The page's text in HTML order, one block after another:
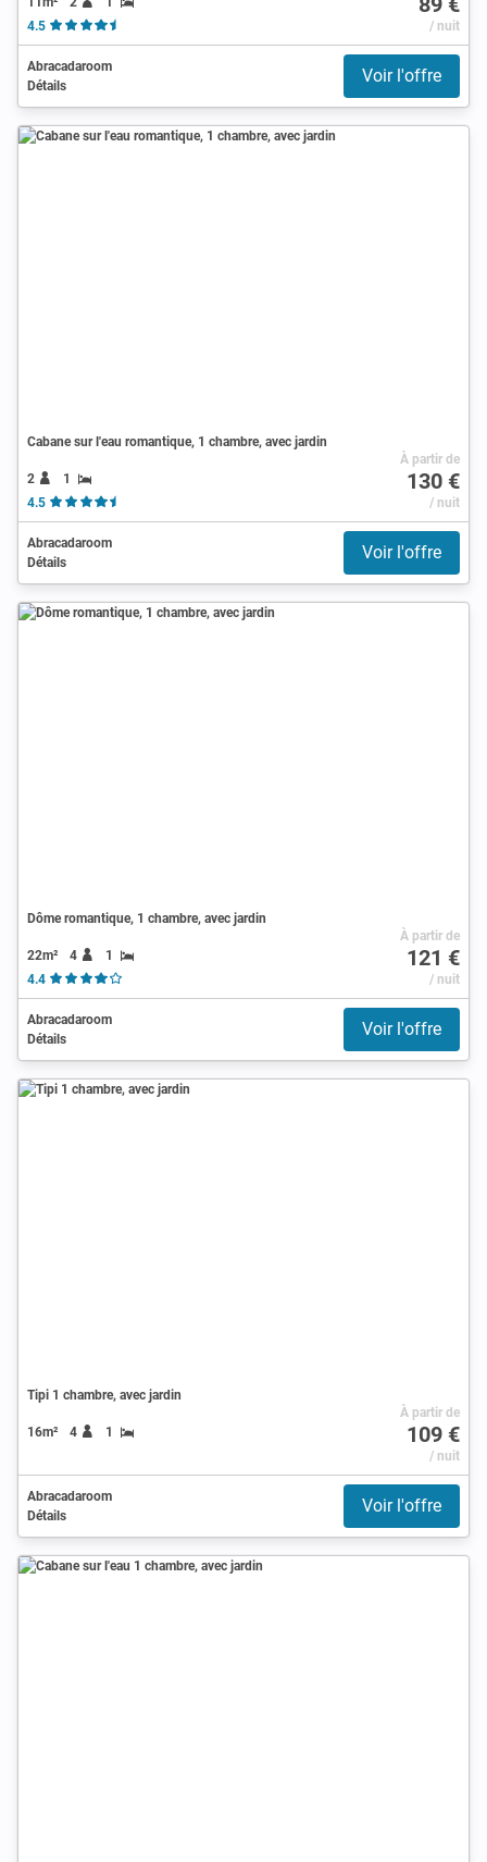
4.5
/ nuit
Abracadaroom
Détails
Voir l'offre
Cabane sur l'eau romantique, 1 chambre, avec jardin
2
1
4.5
À partir de
130 €
/ nuit
Abracadaroom
Détails
Voir l'offre
Dôme romantique, 1 chambre, avec jardin
22m² 4
1
4.4
À partir de
121 €
/ nuit
Abracadaroom
Détails
Voir l'offre
Tipi 1 chambre, avec jardin
16m² 4 1
À partir de
109 €
/ nuit
Abracadaroom
Détails
Voir l'offre